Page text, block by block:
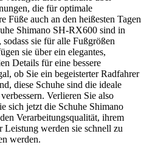
die für optimale
Füße auch an den heißesten Tagen
Shimano SH-RX600 sind in
sie für alle Fußgrößen
sie über ein elegantes,
Details für eine bessere
ob Sie ein begeisterter Radfahrer
diese Schuhe sind die ideale
Verlieren Sie also
sich jetzt die Schuhe Shimano
Verarbeitungsqualität, ihrem
werden sie schnell zu
werden.